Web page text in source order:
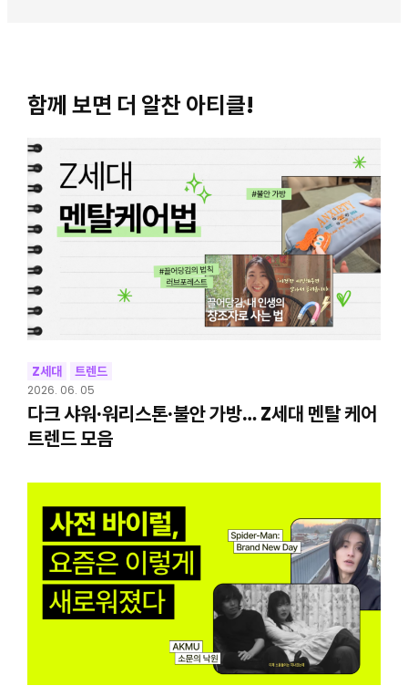
함께 보면 더 알찬 아티클!
Z세대 트렌드
2026. 06. 05
다크 샤워·워리스톤·불안 가방… Z세대 멘탈 케어
트렌드 모음